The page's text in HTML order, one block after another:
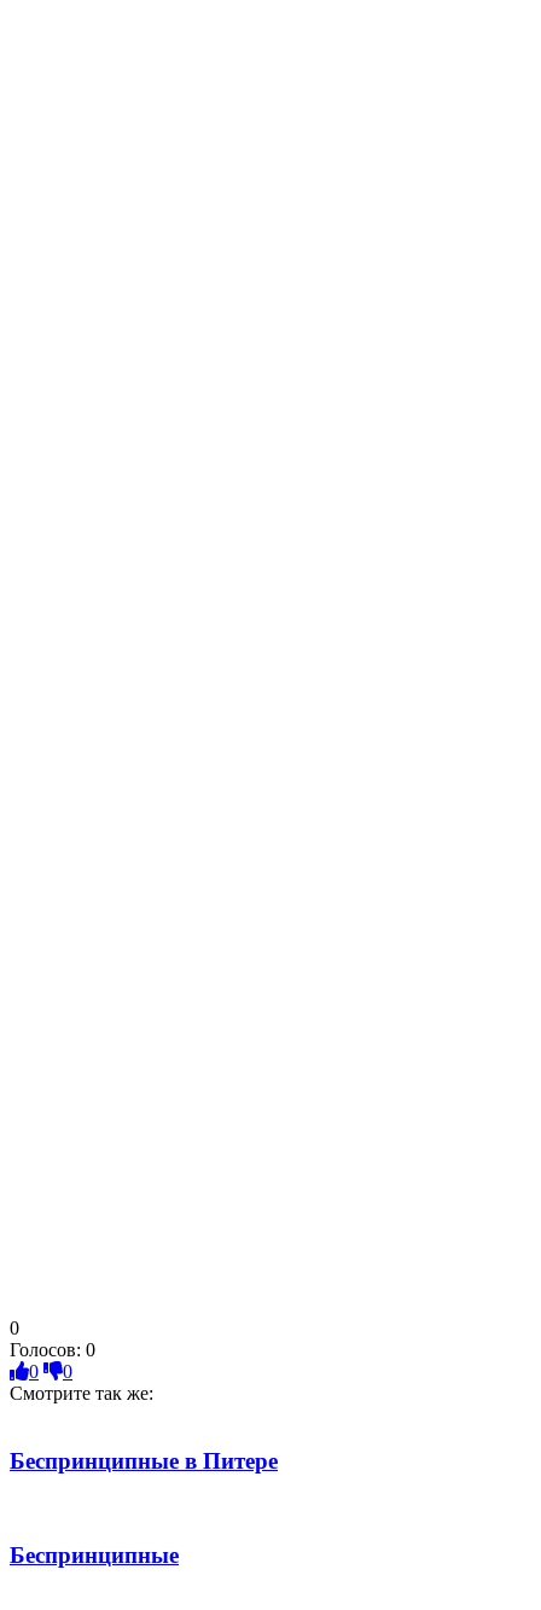
0
Голосов: 0
0
0
Смотрите так же:
Беспринципные в Питере
Беспринципные